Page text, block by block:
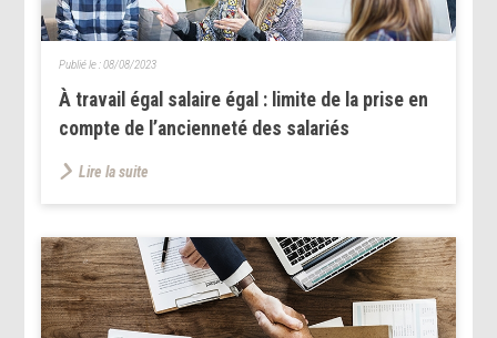
À travail égal salaire égal : limite de la prise en
compte de l’ancienneté des salariés
Publié le :08/08/2023
Lire la suite